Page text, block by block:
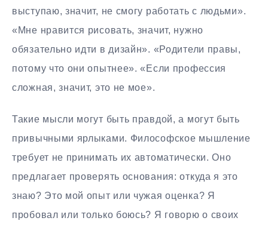
выступаю, значит, не смогу работать с людьми».
«Мне нравится рисовать, значит, нужно
обязательно идти в дизайн». «Родители правы,
потому что они опытнее». «Если профессия
сложная, значит, это не мое».
Такие мысли могут быть правдой, а могут быть
привычными ярлыками. Философское мышление
требует не принимать их автоматически. Оно
предлагает проверять основания: откуда я это
знаю? Это мой опыт или чужая оценка? Я
пробовал или только боюсь? Я говорю о своих